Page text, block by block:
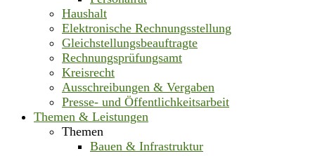
Haushalt
Elektronische Rechnungsstellung
Gleichstellungsbeauftragte
Rechnungsprüfungsamt
Kreisrecht
Ausschreibungen & Vergaben
Presse- und Öffentlichkeitsarbeit
Themen & Leistungen
Themen
Bauen & Infrastruktur